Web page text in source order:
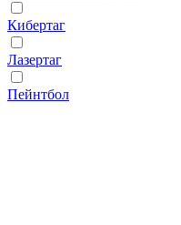
Кибертаг
Лазертаг
Пейнтбол